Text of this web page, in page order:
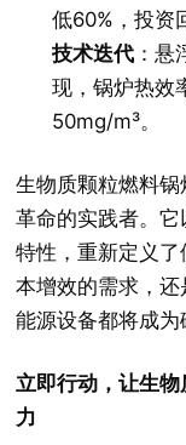
低60%，投资
技术迭代 ：
现，锅炉热效
50mg/m³。
生物质颗粒燃料
革命的实践者。它
特性，重新定义
本增效的需求，
能源设备都将成为
立即行动，让生
力